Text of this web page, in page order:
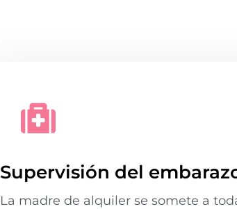
Supervisión del
La madre de alquiler se somete a